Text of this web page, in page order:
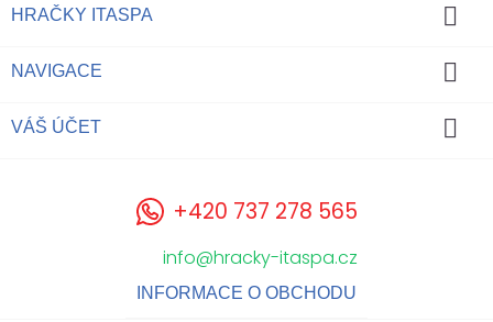
HRAČKY ITASPA 
NAVIGACE 
VÁŠ ÚČET 
+420 737 278 565
info@hracky-itaspa.cz
INFORMACE O OBCHODU